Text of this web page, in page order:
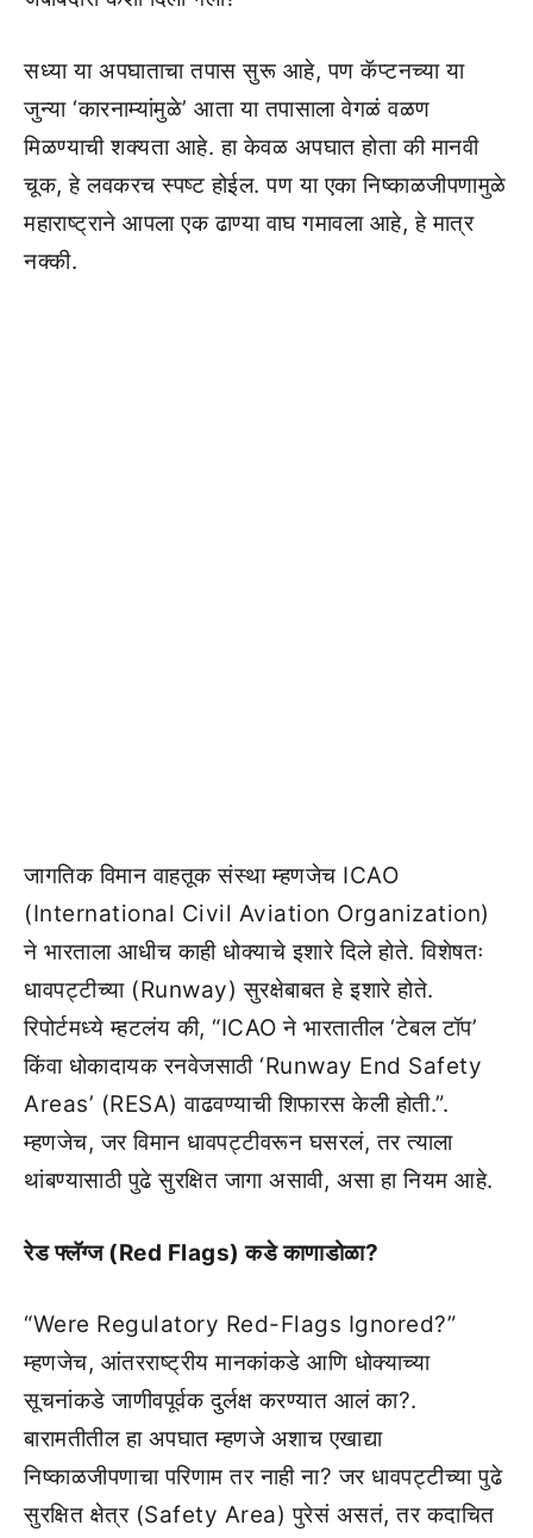
सध्या या अपघाताचा तपास सुरू आहे, पण कॅप्टनच्या या
जुन्या ‘कारनाम्यांमुळे’ आता या तपासाला वेगळं वळण
मिळण्याची शक्यता आहे. हा केवळ अपघात होता की मानवी
चूक, हे लवकरच स्पष्ट होईल. पण या एका निष्काळजीपणामुळे
महाराष्ट्राने आपला एक ढाण्या वाघ गमावला आहे, हे मात्र
नक्की.
जागतिक विमान वाहतूक संस्था म्हणजेच ICAO
(International Civil Aviation Organization)
ने भारताला आधीच काही धोक्याचे इशारे दिले होते. विशेषतः
धावपट्टीच्या (Runway) सुरक्षेबाबत हे इशारे होते.
रिपोर्टमध्ये म्हटलंय की, “ICAO ने भारतातील ‘टेबल टॉप’
किंवा धोकादायक रनवेजसाठी ‘Runway End Safety
Areas’ (RESA) वाढवण्याची शिफारस केली होती.”.
म्हणजेच, जर विमान धावपट्टीवरून घसरलं, तर त्याला
थांबण्यासाठी पुढे सुरक्षित जागा असावी, असा हा नियम आहे.
रेड फ्लॅग्ज (Red Flags) कडे काणाडोळा?
“Were Regulatory Red-Flags Ignored?”
म्हणजेच, आंतरराष्ट्रीय मानकांकडे आणि धोक्याच्या
सूचनांकडे जाणीवपूर्वक दुर्लक्ष करण्यात आलं का?.
बारामतीतील हा अपघात म्हणजे अशाच एखाद्या
निष्काळजीपणाचा परिणाम तर नाही ना? जर धावपट्टीच्या पुढे
सुरक्षित क्षेत्र (Safety Area) पुरेसं असतं, तर कदाचित